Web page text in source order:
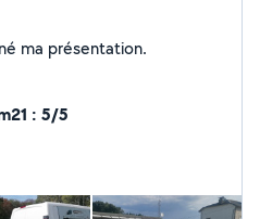
Je n'ai pas encore renseigné ma présentation.
: 5/5